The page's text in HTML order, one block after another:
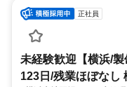
正社員
未経験歓迎【横浜/
123日/残業ほぼなし